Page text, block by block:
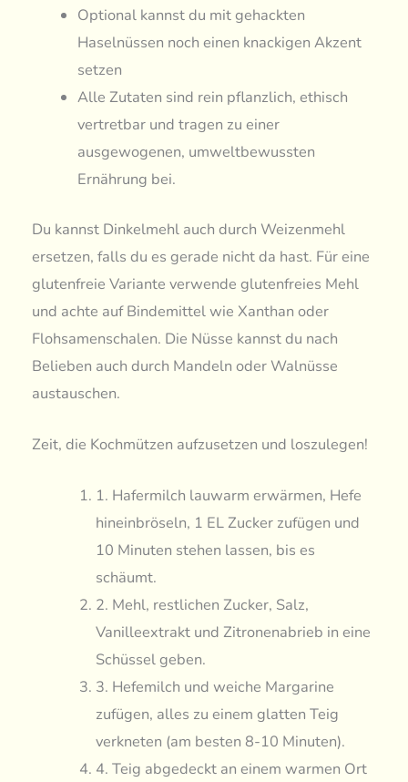
Optional kannst du mit gehackten
Haselnüssen noch einen knackigen Akzent
setzen
Alle Zutaten sind rein pflanzlich, ethisch
vertretbar und tragen zu einer
ausgewogenen, umweltbewussten
Ernährung bei.
Du kannst Dinkelmehl auch durch Weizenmehl
ersetzen, falls du es gerade nicht da hast. Für eine
glutenfreie Variante verwende glutenfreies Mehl
und achte auf Bindemittel wie Xanthan oder
Flohsamenschalen. Die Nüsse kannst du nach
Belieben auch durch Mandeln oder Walnüsse
austauschen.
Zeit, die Kochmützen aufzusetzen und loszulegen!
1. Hafermilch lauwarm erwärmen, Hefe
hineinbröseln, 1 EL Zucker zufügen und
10 Minuten stehen lassen, bis es
schäumt.
2. Mehl, restlichen Zucker, Salz,
Vanilleextrakt und Zitronenabrieb in eine
Schüssel geben.
3. Hefemilch und weiche Margarine
zufügen, alles zu einem glatten Teig
verkneten (am besten 8-10 Minuten).
4. Teig abgedeckt an einem warmen Ort